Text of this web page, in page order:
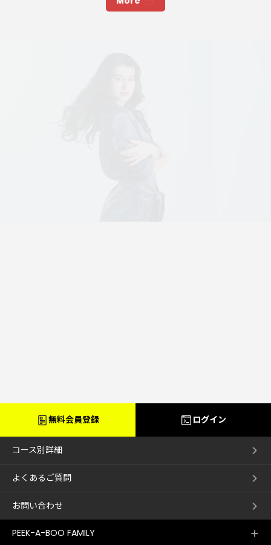
無料会員登録 ログイン
コース別詳細
よくあるご質問
お問い合わせ
PEEK-A-BOO FAMILY